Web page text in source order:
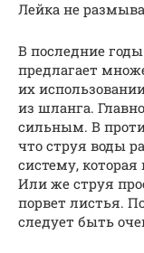
Лейка не
В последние
предлагает
их
из шланга.
сильным. В
что струя воды
систему,
Или же струя
порвет листья.
следует быть